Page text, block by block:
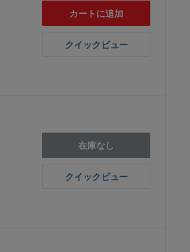
カートに追加
クイックビュー
在庫なし
クイックビュー